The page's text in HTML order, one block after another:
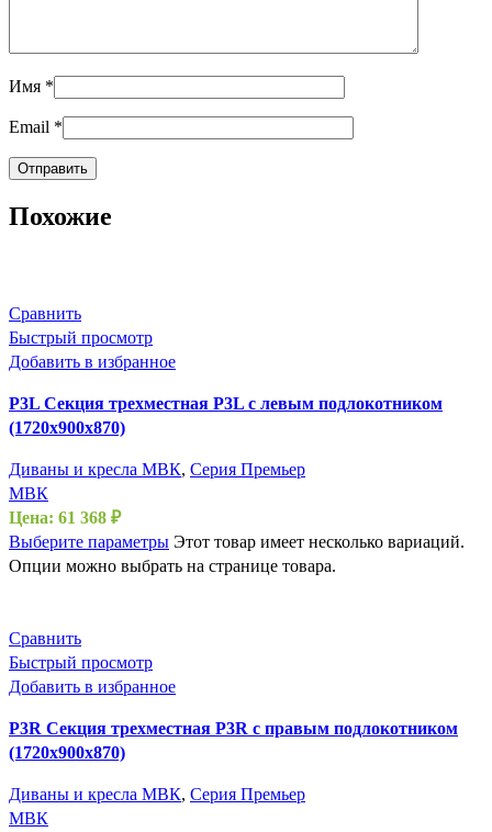
Имя *
Email *
Похожие
Сравнить
Быстрый просмотр
Добавить в избранное
P3L Секция трехместная P3L с левым подлокотником
(1720х900х870)
Диваны и кресла МВК, Серия Премьер
МВК
Цена: 61 368 ₽
Выберите параметры Этот товар имеет несколько вариаций.
Опции можно выбрать на странице товара.
Сравнить
Быстрый просмотр
Добавить в избранное
P3R Секция трехместная P3R с правым подлокотником
(1720х900х870)
Диваны и кресла МВК, Серия Премьер
МВК